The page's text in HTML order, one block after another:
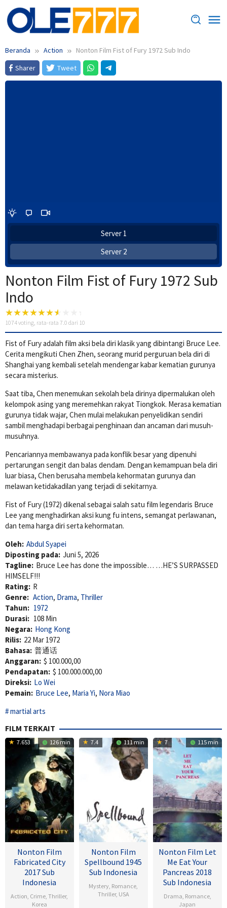
Loncat
ke
konten
Beranda Action
Nonton Film Fist of Fury 1972 Sub Indo
Sharer
Tweet
Server 1
Server 2
Nonton Film Fist of Fury 1972 Sub
Indo
1074voting, rata-rata 7.0 dari 10
Fist of Fury adalah film aksi bela diri klasik yang dibintangi Bruce Lee.
Cerita mengikuti Chen Zhen, seorang murid perguruan bela diri di
Shanghai yang kembali setelah mendengar kabar kematian gurunya
secara misterius.
Saat tiba, Chen menemukan sekolah bela dirinya dipermalukan oleh
kelompok asing yang meremehkan rakyat Tiongkok. Merasa kematian
gurunya tidak wajar, Chen mulai melakukan penyelidikan sendiri
sambil menghadapi berbagai penghinaan dan ancaman dari musuh-
musuhnya.
Pencariannya membawanya pada konflik besar yang dipenuhi
pertarungan sengit dan balas dendam. Dengan kemampuan bela diri
luar biasa, Chen berusaha membela kehormatan gurunya dan
melawan ketidakadilan yang terjadi di sekitarnya.
Fist of Fury (1972) dikenal sebagai salah satu film legendaris Bruce
Lee yang menghadirkan aksi kung fu intens, semangat perlawanan,
dan tema harga diri serta kehormatan.
Oleh: Abdul Syapei
Diposting pada: Juni 5, 2026
Tagline: Bruce Lee has done the impossible… …HE’S SURPASSED
HIMSELF!!!
Rating: R
Genre: Action, Drama, Thriller
Tahun: 1972
Durasi: 108 Min
Negara: Hong Kong
Rilis: 22 Mar 1972
Bahasa: 普通话
Anggaran: $ 100.000,00
Pendapatan: $ 100.000.000,00
Direksi: Lo Wei
Pemain: Bruce Lee, Maria Yi, Nora Miao
martial arts
FILM TERKAIT
7.653 126 min
Nonton Film
Fabricated City
2017 Sub
Indonesia
Action, Crime,Thriller,
Korea
7.4 111 min
Nonton Film
Spellbound 1945
Sub Indonesia
Mystery, Romance,
Thriller, USA
7 115 min
Nonton Film Let
Me Eat Your
Pancreas 2018
Sub Indonesia
Drama, Romance,
Japan